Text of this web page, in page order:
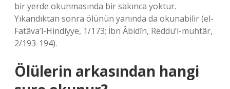
bir yerde okunmasında bir sakınca yoktur.
Yıkandıktan sonra ölünün yanında da okunabilir (el-
Fatâva’l-Hindiyye, 1/173; İbn Âbidîn, Reddü’l-muhtâr,
2/193-194).
Ölülerin arkasından hangi